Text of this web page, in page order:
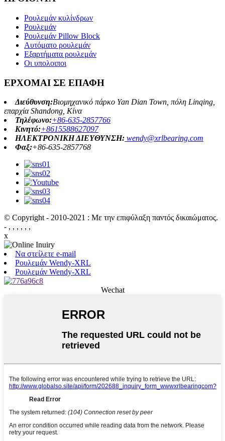
Ρουλεμάν κυλίνδρων
Ρουλεμάν
Ρουλεμάν Pillow Block
Αυτόματο ρουλεμάν
Εξαρτήματα ρουλεμάν
Οι υπολοιποι
ΕΡΧΟΜΑΙ ΣΕ ΕΠΑΦΗ
Διεύθυνση:Βιομηχανικό πάρκο Yan Dian Town, πόλη Linqing,
επαρχία Shandong, Κίνα
Τηλέφωνο:+86-635-2857766
Κινητό:+8615588627097
ΗΛΕΚΤΡΟΝΙΚΗ ΔΙΕΥΘΥΝΣΗ: wendy@xrlbearing.com
Φαξ:+86-635-2857768
© Copyright - 2010-2021 : Με την επιφύλαξη παντός δικαιώματος.
- , , , , , ,
x
Να στείλετε e-mail
Ρουλεμάν Wendy-XRL
Ρουλεμάν Wendy-XRL
Wechat